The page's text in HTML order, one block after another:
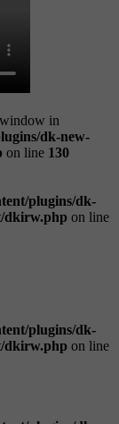
in
dk-new-
on line 130
plugins/dk-
dkirw.php on line
plugins/dk-
dkirw.php on line